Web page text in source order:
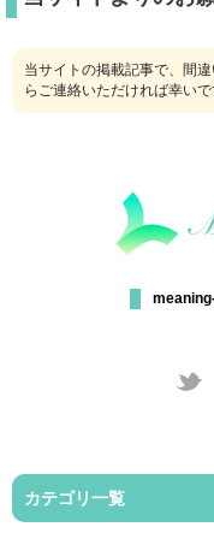
当サイトの掲載記事で、間
らご連絡いただければ幸いで
カテゴリ一覧